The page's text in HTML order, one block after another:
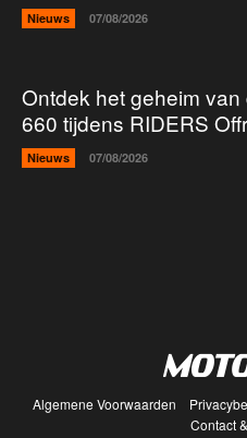
Nieuws 07/08/2026
Ontdek het geheim
660 tijdens RIDERS
Nieuws 07/08/2026
Algemene Voorwaarden
Contact